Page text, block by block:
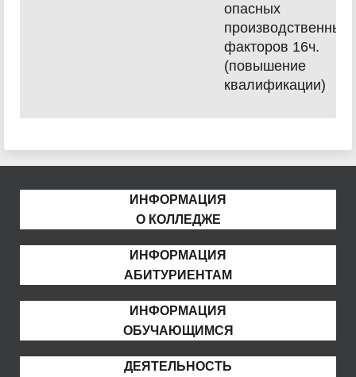
опасных
производственных
факторов 16ч.
(повышение
квалификации)
ИНФОРМАЦИЯ
О КОЛЛЕДЖЕ
ИНФОРМАЦИЯ
АБИТУРИЕНТАМ
ИНФОРМАЦИЯ
ОБУЧАЮЩИМСЯ
ДЕЯТЕЛЬНОСТЬ